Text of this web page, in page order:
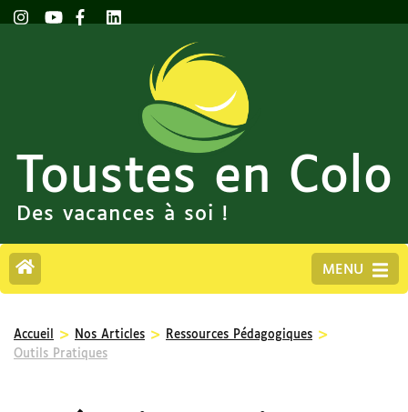
Toustes en Colo
Des vacances à soi !
MENU
Accueil > Nos Articles > Ressources Pédagogiques >
Outils Pratiques